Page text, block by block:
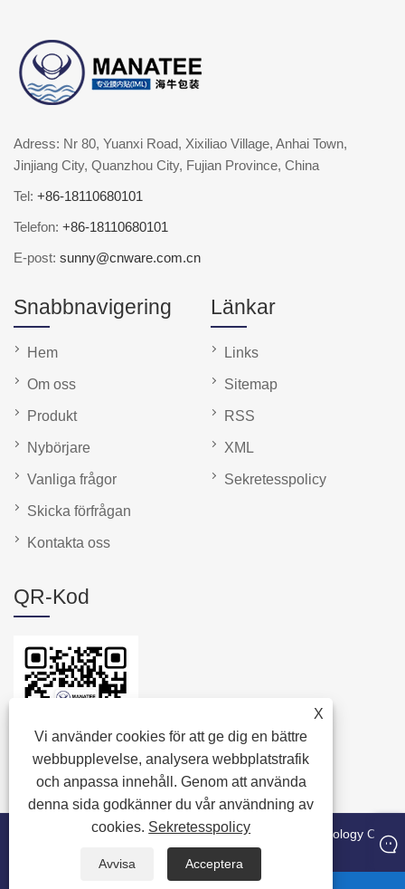
X
Vi använder cookies för att ge dig en bättre
webbupplevelse, analysera webbplatstrafik
och anpassa innehåll. Genom att använda
denna sida godkänner du vår användning av
cookies. Sekretesspolicy
Avvisa Acceptera
Adress: Nr 80, Yuanxi Road, Xixiliao Village, Anhai Town,
Jinjiang City, Quanzhou City, Fujian Province, China
Tel: +86-18110680101
Telefon: +86-18110680101
E-post: sunny@cnware.com.cn
Snabbnavigering
Hem
Om oss
Produkt
Nybörjare
Vanliga frågor
Skicka förfrågan
Kontakta oss
Länkar
Links
Sitemap
RSS
XML
Sekretesspolicy
QR-Kod
Copyright © 2024 Quanzhou Manatee Packaging Technology Co.,
Ltd. Alla rättigheter reserverade.